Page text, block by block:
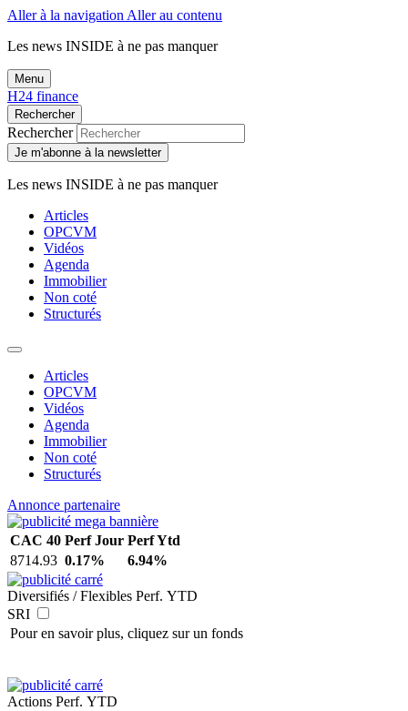
Aller à la navigation Aller au contenu
Les news INSIDE à ne pas manquer
Menu
H24 finance
Rechercher
Rechercher
Je m'abonne à la newsletter
Les news INSIDE à ne pas manquer
Articles
OPCVM
Vidéos
Agenda
Immobilier
Non coté
Structurés
Articles
OPCVM
Vidéos
Agenda
Immobilier
Non coté
Structurés
Annonce partenaire
CAC 40 Perf Jour Perf Ytd
8714.93 0.17% 6.94%
Diversifiés / Flexibles Perf. YTD
SRI
Pour en savoir plus, cliquez sur un fonds
Actions Perf. YTD